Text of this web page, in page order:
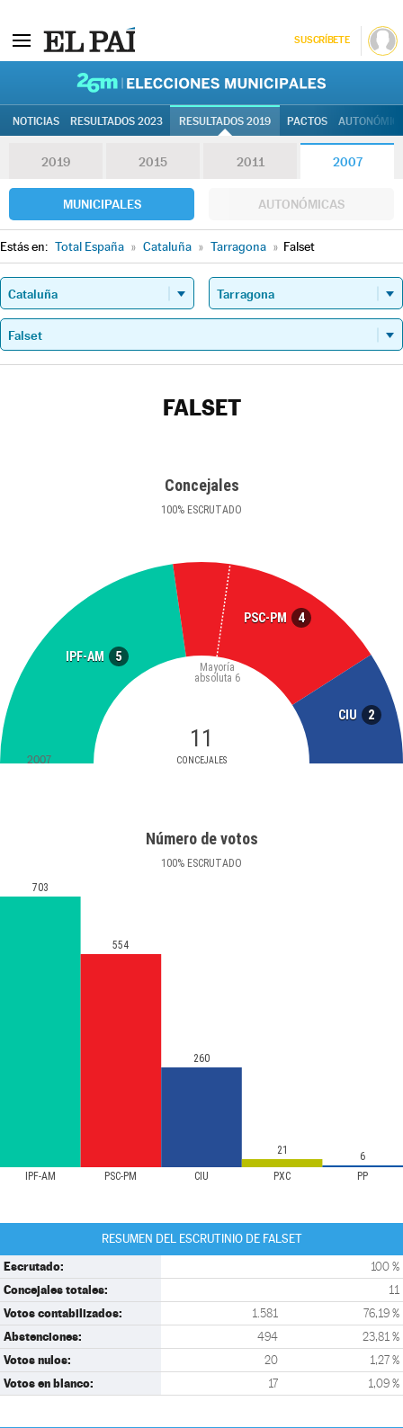
SUSCRÍBETE
NOTICIAS RESULTADOS 2023 RESULTADOS 2019 PACTOS
2019 2015 2011 2007
MUNICIPALES AUTONÓMICAS
Estás en: Total España » Cataluña » Tarragona » Falset
FALSET
Concejales
100% ESCRUTADO
IPF-AM 5
PSC-PM 4
CIU 2
11
CONCEJALES
Mayoría
absoluta 6
2007
Número de votos
100% ESCRUTADO
IPF-AM PSC-PM CIU PXC PP
703
554
260
21 6
RESUMEN DEL ESCRUTINIO DE FALSET
Escrutado: 100 %
Concejales totales: 11
Votos contabilizados: 1.581 76,19 %
Abstenciones: 494 23,81 %
Votos nulos: 20 1,27 %
Votos en blanco: 17 1,09 %